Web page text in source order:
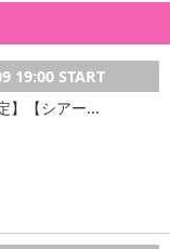
19:00 START
】【シアー...